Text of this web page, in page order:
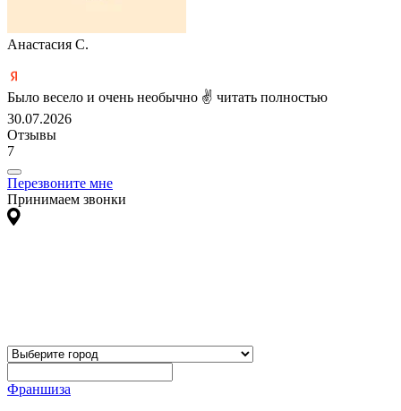
Анастасия С.
Было весело и очень необычно ✌ читать полностью
30.07.2026
Отзывы
7
Перезвоните мне
Принимаем звонки
Франшиза